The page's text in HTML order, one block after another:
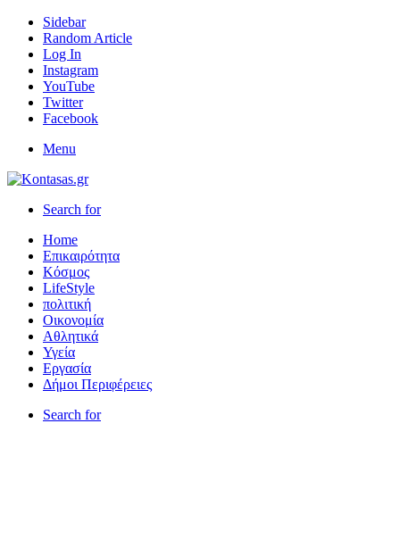
Sidebar
Random Article
Log In
Instagram
YouTube
Twitter
Facebook
Menu
Search for
Home
Επικαιρότητα
Κόσμος
LifeStyle
πολιτική
Οικονομία
Αθλητικά
Υγεία
Εργασία
Δήμοι Περιφέρειες
Search for